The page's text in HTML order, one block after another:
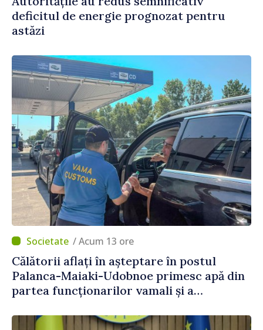
deficitul de energie prognozat pentru
astăzi
/ Acum 13 ore
Călătorii aflați în așteptare în postul
Palanca-Maiaki-Udobnoe primesc apă din
partea funcționarilor vamali și a